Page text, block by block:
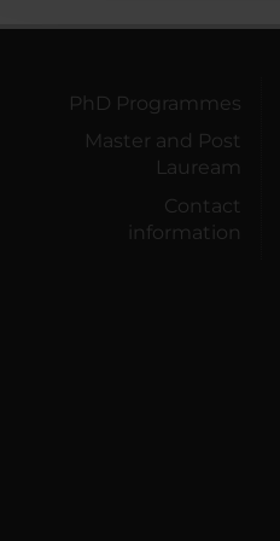
PhD Programmes
Master and Post
Lauream
Contact
information